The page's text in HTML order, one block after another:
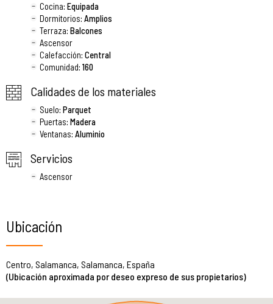
Cocina: Equipada
Dormitorios: Amplios
Terraza: Balcones
Ascensor
Calefacción: Central
Comunidad: 160
Calidades de los materiales
Suelo: Parquet
Puertas: Madera
Ventanas: Aluminio
Servicios
Ascensor
Ubicación
Centro, Salamanca, Salamanca, España
(Ubicación aproximada por deseo expreso de sus propietarios)